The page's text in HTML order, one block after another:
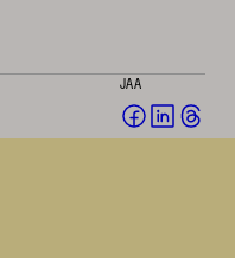
JAA
Jaa Jaa